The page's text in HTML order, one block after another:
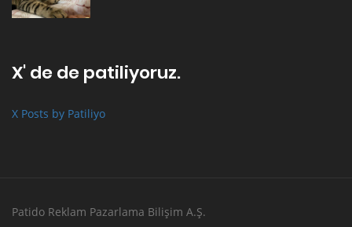
X' de de patiliyoruz.
X Posts by Patiliyo
Patido Reklam Pazarlama Bilişim A.Ş.